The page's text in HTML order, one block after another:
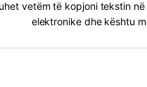
vetëm të kopjoni tekstin
elektronike dhe kështu